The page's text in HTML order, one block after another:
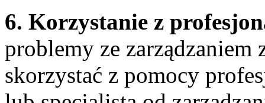
6.‌ Korzystanie z
problemy ze zarządzaniem
skorzystać⁢ z pomocy